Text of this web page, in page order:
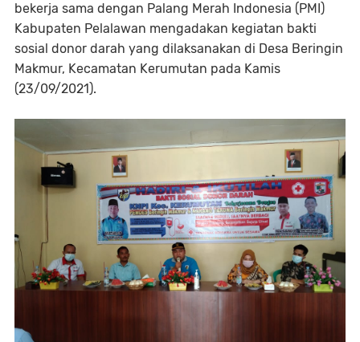
bekerja sama dengan Palang Merah Indonesia (PMI)
Kabupaten Pelalawan mengadakan kegiatan bakti
sosial donor darah yang dilaksanakan di Desa Beringin
Makmur, Kecamatan Kerumutan pada Kamis
(23/09/2021).